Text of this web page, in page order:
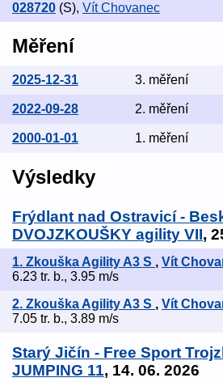
028720 (S), Vít Chovanec
Měření
2025-12-31 3. měření
2022-09-28 2. měření
2000-01-01 1. měření
Výsledky
Frýdlant nad Ostravicí -
DVOJZKOUŠKY agility VII,
1. Zkouška Agility A3 S , Vít
6.23 tr. b., 3.95 m/s
2. Zkouška Agility A3 S , Vít
7.05 tr. b., 3.89 m/s
Starý Jičín - Free Sport
JUMPING 11, 14. 06. 2026